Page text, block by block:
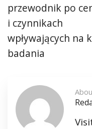
przewodnik po
i czynnikach
wpływających na
badania